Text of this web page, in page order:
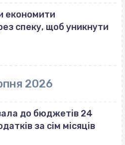
економити
спеку, щоб уникнути
2026
до бюджетів 24
за сім місяців